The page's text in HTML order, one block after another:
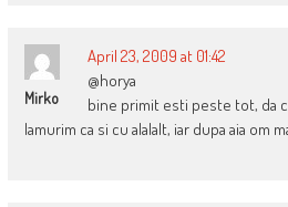
Mirko
April 23, 2009 at 01:42
@horya
bine primit esti peste tot, da
lamurim ca si cu alalalt, iar dupa aia om